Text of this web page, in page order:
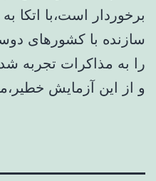
برخوردار است،با اتکا
سازنده با کشورهای
را به مذاکرات تجربه
و از این آزمایش